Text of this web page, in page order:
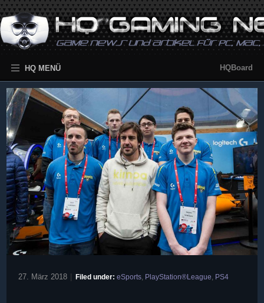
HQ MENÜ HQBoard
27. März 2018 Filed under: eSports, PlayStation®League, PS4